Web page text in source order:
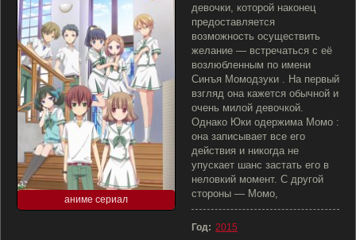
аниме сериал
девочки, которой наконец
предоставляется
возможность осуществить
желание — встречаться с её
возлюбленным по имени
Синъя Момодзуки . На первый
взгляд она кажется обычной и
очень милой девочкой.
Однако Юки одержима Момо :
она записывает все его
действия и никогда не
упускает шанс застать его в
неловкий момент. С другой
стороны — Момо,
Год: 2015